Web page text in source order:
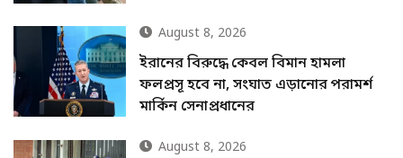
August 8, 2026
ইরানের বিরুদ্ধে কেবল বিমান হামলা
ফলপ্রসূ হবে না, সংঘাত এড়ানোর পরামর্শ
মার্কিন সেনাপ্রধানের
August 8, 2026